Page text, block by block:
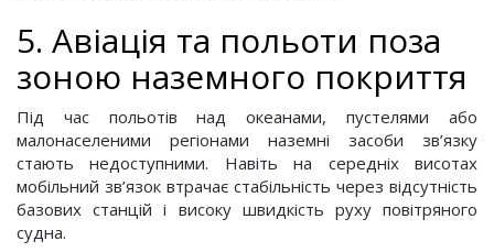
5. Авіація та польоти поза
зоною наземного покриття
Під час польотів над океанами, пустелями або
малонаселеними регіонами наземні засоби зв’язку
стають недоступними. Навіть на середніх висотах
мобільний зв’язок втрачає стабільність через відсутність
базових станцій і високу швидкість руху повітряного
судна.